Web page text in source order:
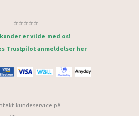
⭐⭐⭐⭐⭐
er vilde med os!
Trustpilot anmeldelser her
kundeservice på